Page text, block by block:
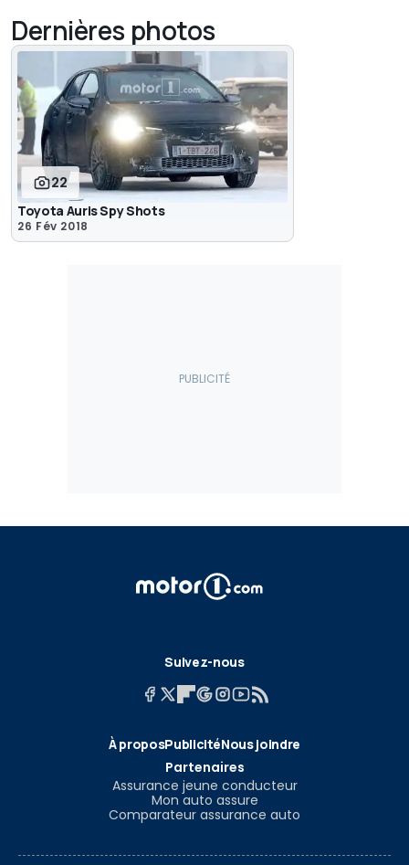
Dernières photos
22
Toyota Auris Spy Shots
26 Fév 2018
Suivez-nous
À proposPublicitéNous joindre
Partenaires
Assurance jeune conducteur
Mon auto assure
Comparateur assurance auto